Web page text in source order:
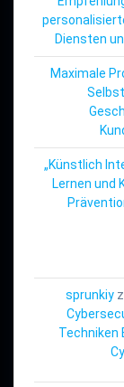
Diensten
Maximale
„Künstlich
Lernen und
sprunkiy
Techniken